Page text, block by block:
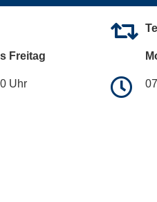
Freitag
Uhr